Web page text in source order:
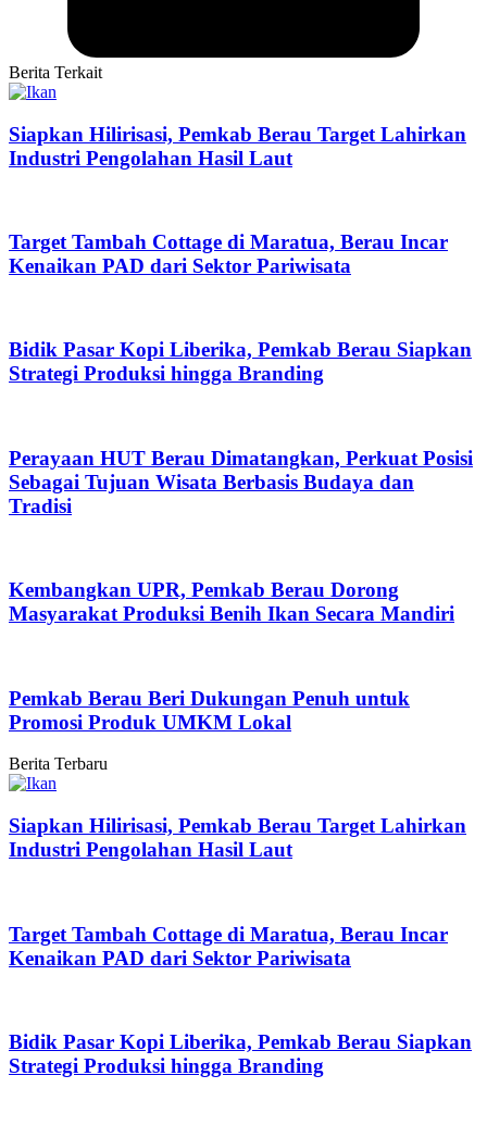
Berita Terkait
Siapkan Hilirisasi, Pemkab Berau Target Lahirkan
Industri Pengolahan Hasil Laut
Target Tambah Cottage di Maratua, Berau Incar
Kenaikan PAD dari Sektor Pariwisata
Bidik Pasar Kopi Liberika, Pemkab Berau Siapkan
Strategi Produksi hingga Branding
Perayaan HUT Berau Dimatangkan, Perkuat Posisi
Sebagai Tujuan Wisata Berbasis Budaya dan
Tradisi
Kembangkan UPR, Pemkab Berau Dorong
Masyarakat Produksi Benih Ikan Secara Mandiri
Pemkab Berau Beri Dukungan Penuh untuk
Promosi Produk UMKM Lokal
Berita Terbaru
Siapkan Hilirisasi, Pemkab Berau Target Lahirkan
Industri Pengolahan Hasil Laut
Target Tambah Cottage di Maratua, Berau Incar
Kenaikan PAD dari Sektor Pariwisata
Bidik Pasar Kopi Liberika, Pemkab Berau Siapkan
Strategi Produksi hingga Branding